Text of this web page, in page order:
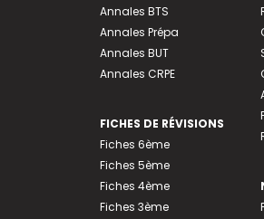
Annales BTS
Annales Prépa
Annales BUT
Annales CRPE
FICHES DE RÉVISIONS
Fiches 6ème
Fiches 5ème
Fiches 4ème
Fiches 3ème